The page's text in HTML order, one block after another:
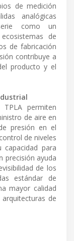
de medición
analógicas
como un
de
de fabricación
contribuye a
producto y el
permiten
de aire en
presión en el
de niveles
para
precisión ayuda
de los
estándar de
mayor calidad
de